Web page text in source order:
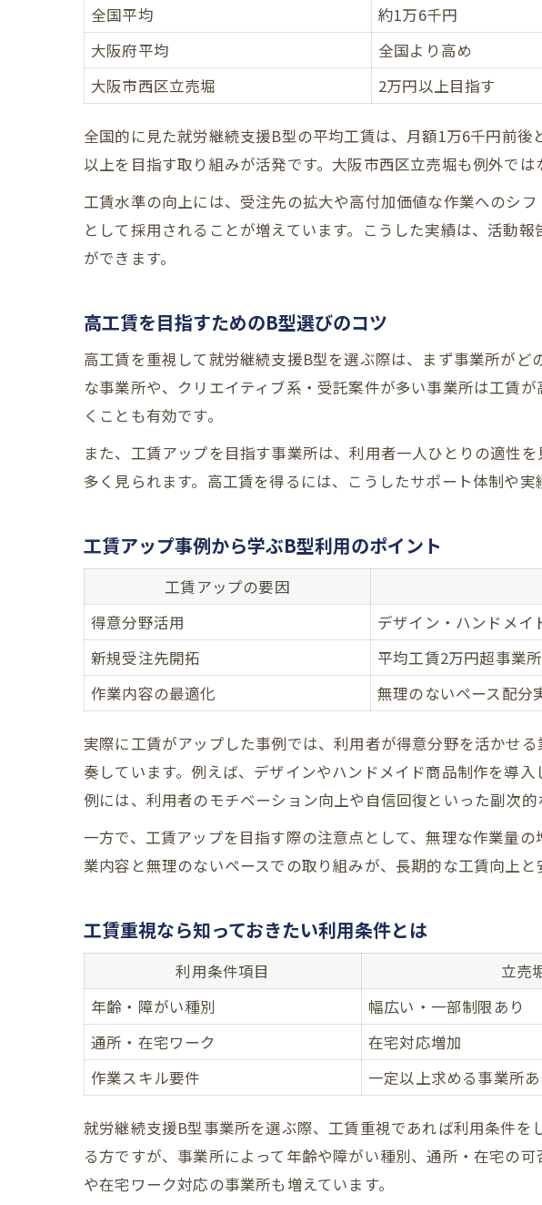
高工
工賃
施設外
高工賃
活動内容比
就労継
多様な
全国平均
約1万6千円
大阪府平均
全国より高め
大阪市西区立売堀
2万円以上目指す
全国的に見た就労継続支援B型の平均工賃は、月額1万6千円前
以上を目指す取り組みが活発です。大阪市西区立売堀も例外で
工賃水準の向上には、受注先の拡大や高付加価値な作業へのシ
として採用されることが増えています。こうした実績は、活動
ができます。
高工賃を目指すためのB型選びのコツ
高工賃を重視して就労継続支援B型を選ぶ際は、まず事業所が
な事業所や、クリエイティブ系・受託案件が多い事業所は工賃
くことも有効です。
また、工賃アップを目指す事業所は、利用者一人ひとりの適性
多く見られます。高工賃を得るには、こうしたサポート体制や
工賃アップ事例から学ぶB型利用のポイント
工賃アップの要因
得意分野活用
デザイン・ハンドメイ
新規受注先開拓
平均工賃2万円超事業所
作業内容の最適化
無理のないペース配分
実際に工賃がアップした事例では、利用者が得意分野を活かせ
奏しています。例えば、デザインやハンドメイド商品制作を導
例には、利用者のモチベーション向上や自信回復といった副次的
一方で、工賃アップを目指す際の注意点として、無理な作業量
業内容と無理のないペースでの取り組みが、長期的な工賃向上と
工賃重視なら知っておきたい利用条件とは
利用条件項目 立売
年齢・障がい種別
幅広い・一部制限あり
通所・在宅ワーク
在宅対応増加
作業スキル要件
一定以上求める事業所あ
就労継続支援B型事業所を選ぶ際、工賃重視であれば利用条件
る方ですが、事業所によって年齢や障がい種別、通所・在宅の
や在宅ワーク対応の事業所も増えています。